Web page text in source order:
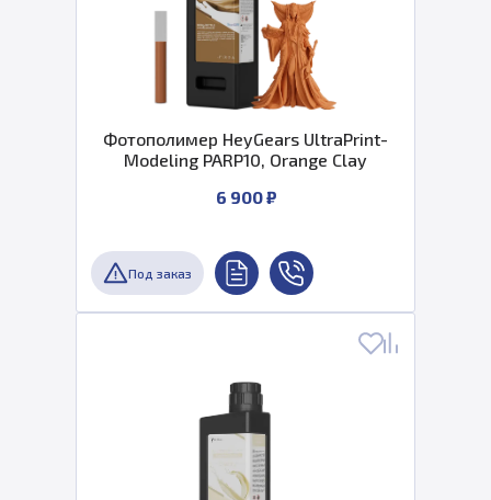
Фотополимер HeyGears UltraPrint-
Modeling PARP10, Orange Clay
6 900 ₽
Под заказ